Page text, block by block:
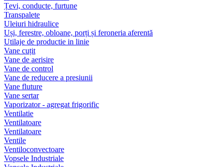
Țevi, conducte, furtune
Transpalete
Uleiuri hidraulice
Uși, ferestre, obloane, porți și feroneria aferentă
Utilaje de productie in linie
Vane cuțit
Vane de aerisire
Vane de control
Vane de reducere a presiunii
Vane fluture
Vane sertar
Vaporizator - agregat frigorific
Ventilatie
Ventilatoare
Ventilatoare
Ventile
Ventiloconvectoare
Vopsele Industriale